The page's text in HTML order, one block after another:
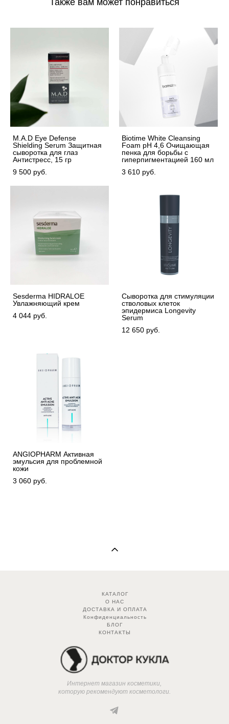
Также вам может понравиться
M.A.D Eye Defense
Shielding Serum Защитная
сыворотка для глаз
Антистресс, 15 гр
9 500 pуб.
Biotime White Cleansing
Foam pH 4,6 Очищающая
пенка для борьбы с
гиперпигментацией 160 мл
3 610 pуб.
Sesderma HIDRALOE
Увлажняющий крем
4 044 pуб.
Сыворотка для стимуляции
стволовых клеток
эпидермиса Longevity
Serum
12 650 pуб.
ANGIOPHARM Активная
эмульсия для проблемной
кожи
3 060 pуб.
КАТАЛОГ
О НАС
ДОСТАВКА И ОПЛАТА
Конфиденциальность
БЛОГ
КОНТАКТЫ
Интернет магазин косметики,
которую рекомендуют косметологи.